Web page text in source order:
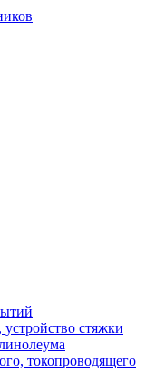
стяжки
токопроводящего